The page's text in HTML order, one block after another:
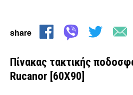
share
Πίνακας τακτικής
Rucanor [60Χ90]